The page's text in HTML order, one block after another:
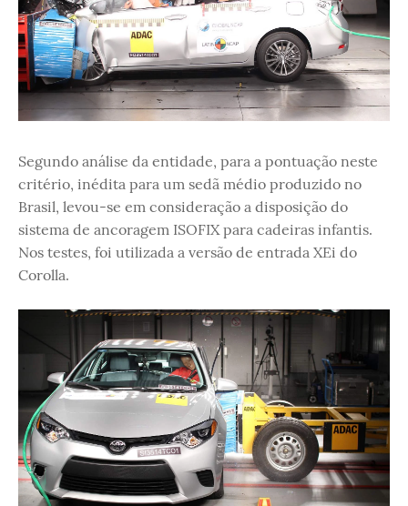
Segundo análise da entidade, para a pontuação neste
critério, inédita para um sedã médio produzido no
Brasil, levou-se em consideração a disposição do
sistema de ancoragem ISOFIX para cadeiras infantis.
Nos testes, foi utilizada a versão de entrada XEi do
Corolla.